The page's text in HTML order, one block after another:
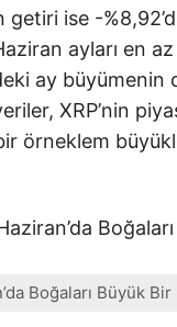
ise -
ayları en az
ay
XRP’nin
örneklem
Boğaları Büyük Bir